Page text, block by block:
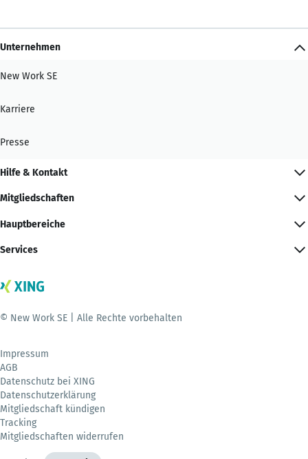
Unternehmen
New Work SE
Karriere
Presse
Hilfe & Kontakt
Mitgliedschaften
Hauptbereiche
Services
© New Work SE | Alle Rechte vorbehalten
Impressum
AGB
Datenschutz bei XING
Datenschutzerklärung
Mitgliedschaft kündigen
Tracking
Mitgliedschaften widerrufen